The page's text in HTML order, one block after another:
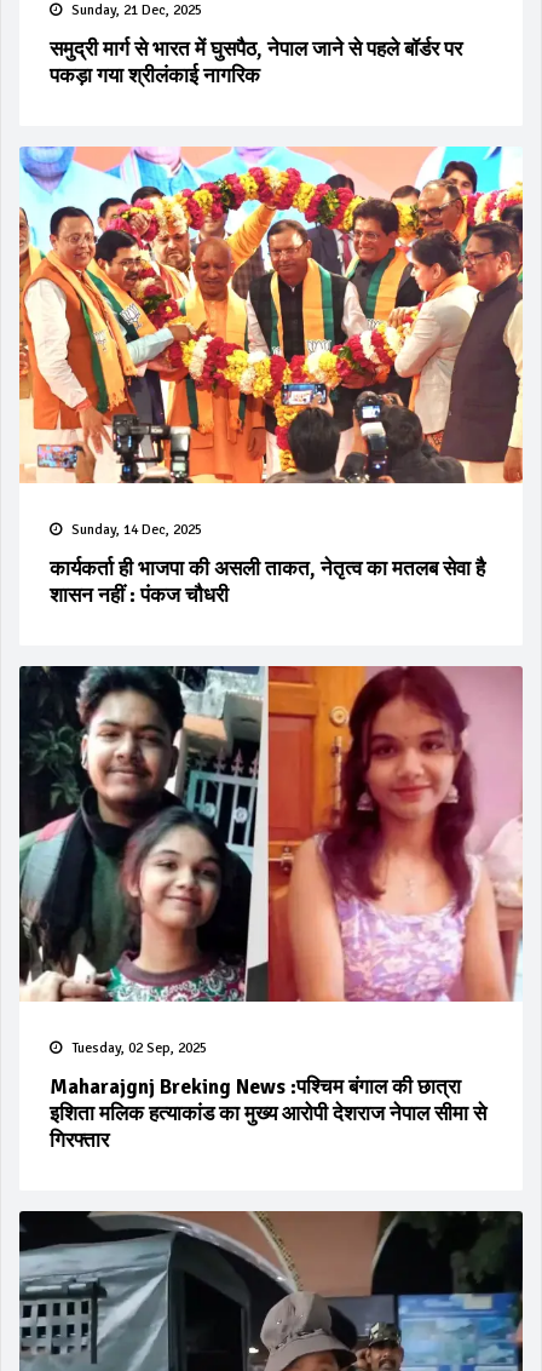
Sunday, 21 Dec, 2025
समुद्री मार्ग से भारत में घुसपैठ, नेपाल जाने से पहले बॉर्डर पर
पकड़ा गया श्रीलंकाई नागरिक
Sunday, 14 Dec, 2025
कार्यकर्ता ही भाजपा की असली ताकत, नेतृत्व का मतलब सेवा है
शासन नहीं : पंकज चौधरी
Tuesday, 02 Sep, 2025
Maharajgnj Breking News :पश्चिम बंगाल की छात्रा
इशिता मलिक हत्याकांड का मुख्य आरोपी देशराज नेपाल सीमा से
गिरफ्तार